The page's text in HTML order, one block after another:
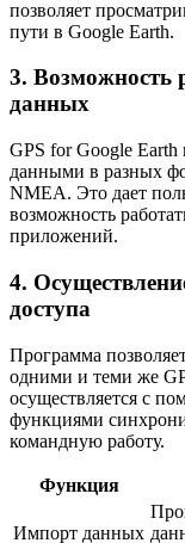
позволяет
пути в Google Earth.
3. Возможность
данных
GPS for Google Earth
данными в разных
NMEA. Это дает
возможность
приложений.
4.
доступа
Программа
одними и теми же
осуществляется с
функциями
командную работу.
Функция
Импорт данных